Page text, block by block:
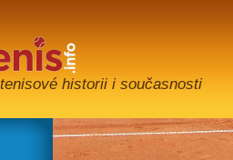
historii i současnosti